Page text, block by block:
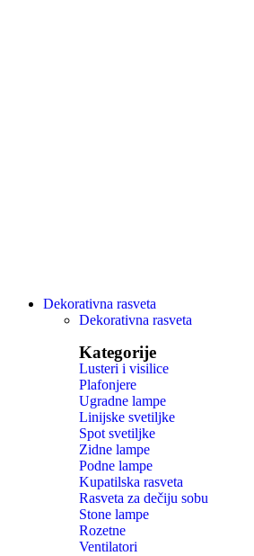
Dekorativna rasveta
Dekorativna rasveta
Kategorije
Lusteri i visilice
Plafonjere
Ugradne lampe
Linijske svetiljke
Spot svetiljke
Zidne lampe
Podne lampe
Kupatilska rasveta
Rasveta za dečiju sobu
Stone lampe
Rozetne
Ventilatori